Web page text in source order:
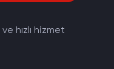
hızlı hizmet